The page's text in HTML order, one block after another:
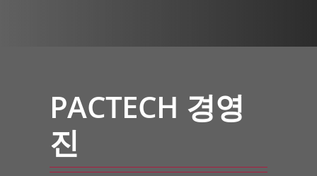
PACTECH 경영
진